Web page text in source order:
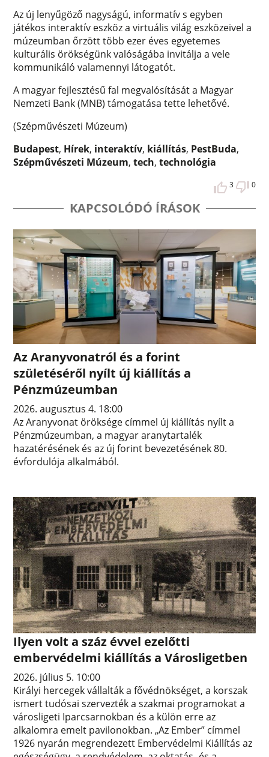
Az új lenyűgöző nagyságú, informatív s egyben
játékos interaktív eszköz a virtuális világ eszközeivel a
múzeumban őrzött több ezer éves egyetemes
kulturális örökségünk valóságába invitálja a vele
kommunikáló valamennyi látogatót.
A magyar fejlesztésű fal megvalósítását a Magyar
Nemzeti Bank (MNB) támogatása tette lehetővé.
(Szépművészeti Múzeum)
Budapest, Hírek, interaktív, kiállítás, PestBuda,
Szépművészeti Múzeum,tech,technológia
3 0
KAPCSOLÓDÓ ÍRÁSOK
Az Aranyvonatról és a forint
születéséről nyílt új kiállítás a
Pénzmúzeumban
2026. augusztus 4. 18:00
Az Aranyvonat öröksége címmel új kiállítás nyílt a
Pénzmúzeumban, a magyar aranytartalék
hazatérésének és az új forint bevezetésének 80.
évfordulója alkalmából.
Ilyen volt a száz évvel ezelőtti
embervédelmi kiállítás a Városligetben
2026. július 5. 10:00
Királyi hercegek vállalták a fővédnökséget, a korszak
ismert tudósai szervezték a szakmai programokat a
városligeti Iparcsarnokban és a külön erre az
alkalomra emelt pavilonokban. „Az Ember” címmel
1926 nyarán megrendezett Embervédelmi Kiállítás az